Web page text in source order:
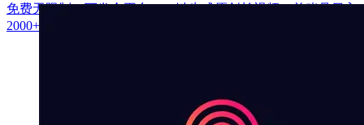
免费无限制，可发全平台，一键生成原创长视频，单账号日入
2000+，